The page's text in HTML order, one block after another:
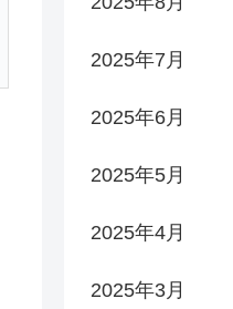
2025年7月
2025年6月
2025年5月
2025年4月
2025年3月